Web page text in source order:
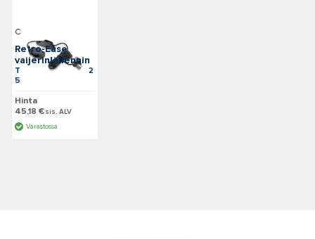
Retro-Ease
vaijerinlähennin
Tuotenumero: C22
50122
Cannon
Hinta
45,18 €sis. ALV
Varastossa